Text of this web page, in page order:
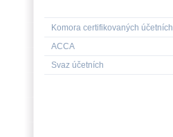
Komora certifikovaných účetních
ACCA
Svaz účetních